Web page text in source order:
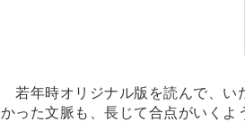
若年時オリジナル版を読んで、い
かった文脈も、長じて合点がいくよ